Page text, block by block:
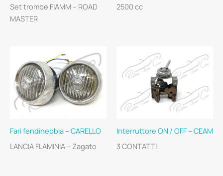
Set trombe FIAMM – ROAD
MASTER
2500 cc
Fari fendinebbia – CARELLO
LANCIA FLAMINIA – Zagato
Interruttore ON / OFF – CEAM
3 CONTATTI